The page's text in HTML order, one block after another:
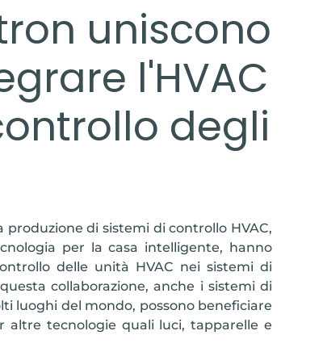
uniscono
l'HVAC
degli
di sistemi di controllo HVAC,
per la casa intelligente, hanno
delle unità HVAC nei sistemi di
collaborazione, anche i sistemi di
luoghi del mondo, possono beneficiare
tecnologie quali luci, tapparelle e